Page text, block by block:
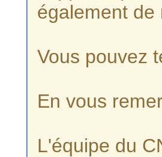
également de
Vous pouvez
En vous
L'équipe du